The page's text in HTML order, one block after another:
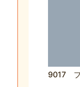
9017